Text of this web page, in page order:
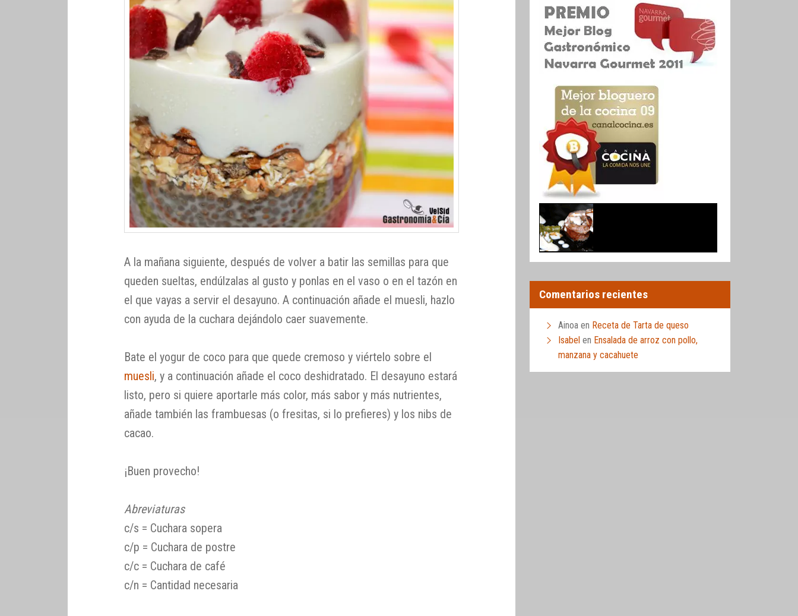
A la mañana siguiente, después de volver a batir las semillas para que
queden sueltas, endúlzalas al gusto y ponlas en el vaso o en el tazón en
el que vayas a servir el desayuno. A continuación añade el muesli, hazlo
con ayuda de la cuchara dejándolo caer suavemente.
Bate el yogur de coco para que quede cremoso y viértelo sobre el
muesli, y a continuación añade el coco deshidratado. El desayuno estará
listo, pero si quiere aportarle más color, más sabor y más nutrientes,
añade también las frambuesas (o fresitas, si lo prefieres) y los nibs de
cacao.
¡Buen provecho!
Abreviaturas
c/s = Cuchara sopera
c/p = Cuchara de postre
c/c = Cuchara de café
c/n = Cantidad necesaria
Comentarios recientes
Ainoa en Receta de Tarta de queso
Isabel en Ensalada de arroz con pollo,
manzana y cacahuete